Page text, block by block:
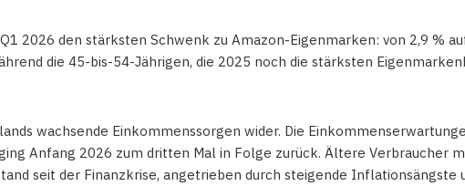
2026 den stärksten Schwenk zu Amazon-Eigenmarken: von 2,9 %
die 45-bis-54-Jährigen, die 2025 noch die stärksten
wachsende Einkommenssorgen wider. Die
Anfang 2026 zum dritten Mal in Folge zurück. Ältere Verbraucher
seit der Finanzkrise, angetrieben durch steigende Inflationsängste